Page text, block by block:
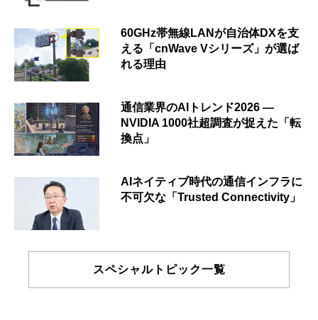
60GHz帯無線LANが自治体DXを支
える「cnWave Vシリーズ」が選ば
れる理由
通信業界のAIトレンド2026 ―
NVIDIA 1000社超調査が捉えた「転
換点」
AIネイティブ時代の通信インフラに
不可欠な「Trusted Connectivity」
スペシャルトピック一覧